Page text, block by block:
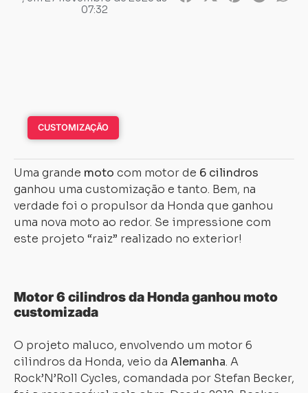
07:32
CUSTOMIZAÇÃO
Uma grande moto com motor de 6 cilindros
ganhou uma customização e tanto. Bem, na
verdade foi o propulsor da Honda que ganhou
uma nova moto ao redor. Se impressione com
este projeto “raiz” realizado no exterior!
Motor 6 cilindros da Honda ganhou moto
customizada
O projeto maluco, envolvendo um motor 6
cilindros da Honda, veio da Alemanha. A
Rock’N’Roll Cycles, comandada por Stefan Becker,